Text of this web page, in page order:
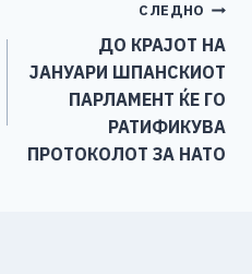
p
Li
n
k
СЛЕДНО
ДО КРАЈОТ НА
ЈАНУАРИ ШПАНСКИОТ
ПАРЛАМЕНТ ЌЕ ГО
РАТИФИКУВА
ПРОТОКОЛОТ ЗА НАТО